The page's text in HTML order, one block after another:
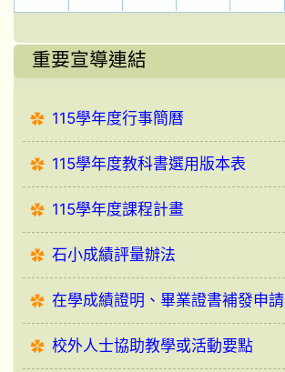
重要宣導連結
115學年度行事簡曆
115學年度教科書選用版本表
115學年度課程計畫
石小成績評量辦法
在學成績證明、畢業證書補發申請
校外人士協助教學或活動要點